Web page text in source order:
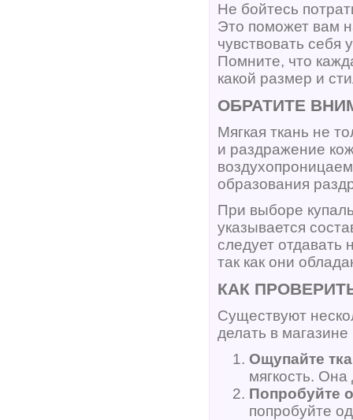
Не бойтесь
Это поможет вам
чувствовать
Помните, что
какой размер и
ОБРАТИТЕ
Мягкая ткань не
и раздражение
образования
При выборе
указывается
следует отдавать
так как они
КАК
Существуют
делать в магазине
Ощупайте
мягкость.
Попробуйте
попробуйте